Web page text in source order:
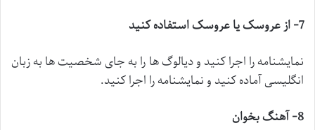
7- از عروسک یا عروسک استفاده کنید
نمایشنامه را اجرا کنید و دیالوگ ها را به جای شخصیت ها به زبان
انگلیسی آماده کنید و نمایشنامه را اجرا کنید.
8- آهنگ بخوان